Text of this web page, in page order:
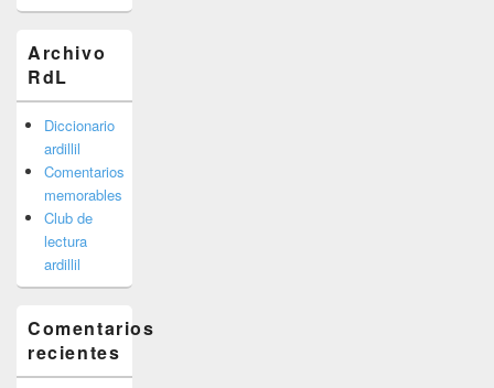
Archivo
RdL
Diccionario
ardillil
Comentarios
memorables
Club de
lectura
ardillil
Comentarios
recientes